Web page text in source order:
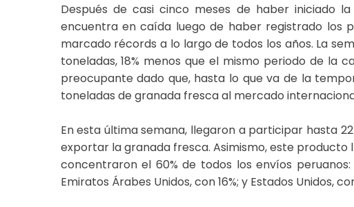
Después de casi cinco meses de haber iniciado
encuentra en caída luego de haber registrado los
marcado récords a lo largo de todos los años. La
toneladas, 18% menos que el mismo periodo de la
preocupante dado que, hasta lo que va de la
toneladas de granada fresca al mercado
En esta última semana, llegaron a participar hasta
exportar la granada fresca. Asimismo, este producto
concentraron el 60% de todos los envíos peruanos:
Emiratos Árabes Unidos, con 16%; y Estados Unidos, con